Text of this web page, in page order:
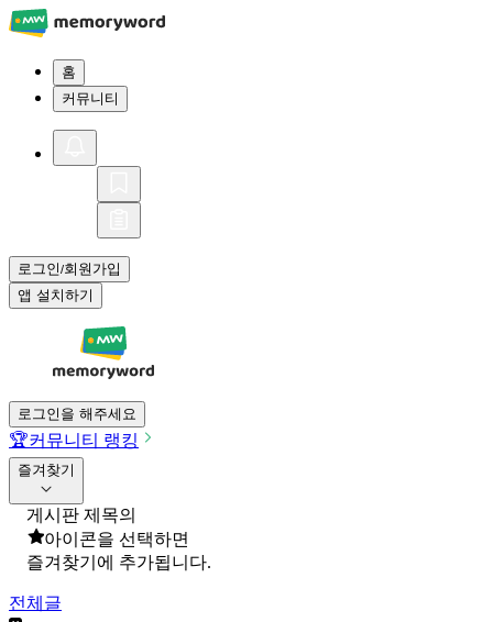
홈
커뮤니티
로그인/회원가입
앱 설치하기
로그인을 해주세요
🏆커뮤니티 랭킹
즐겨찾기
게시판 제목의
아이콘을 선택하면
즐겨찾기에 추가됩니다.
전체글